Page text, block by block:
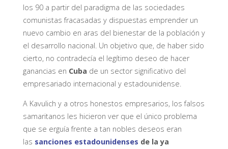
los 90 a partir del paradigma de las sociedades
comunistas fracasadas y dispuestas emprender un
nuevo cambio en aras del bienestar de la población y
el desarrollo nacional. Un objetivo que, de haber sido
cierto, no contradecía el legítimo deseo de hacer
ganancias en Cuba de un sector significativo del
empresariado internacional y estadounidense.
A Kavulich y a otros honestos empresarios, los falsos
samaritanos les hicieron ver que el único problema
que se erguía frente a tan nobles deseos eran
las sanciones estadounidenses de la ya